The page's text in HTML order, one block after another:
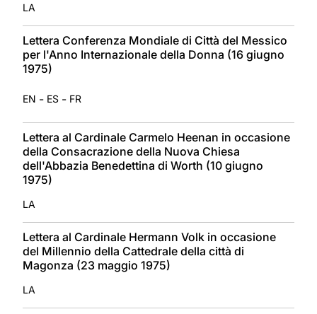
LA
Lettera Conferenza Mondiale di Città del Messico
per l'Anno Internazionale della Donna (16 giugno
1975)
EN - ES - FR
Lettera al Cardinale Carmelo Heenan in occasione
della Consacrazione della Nuova Chiesa
dell'Abbazia Benedettina di Worth (10 giugno
1975)
LA
Lettera al Cardinale Hermann Volk in occasione
del Millennio della Cattedrale della città di
Magonza (23 maggio 1975)
LA